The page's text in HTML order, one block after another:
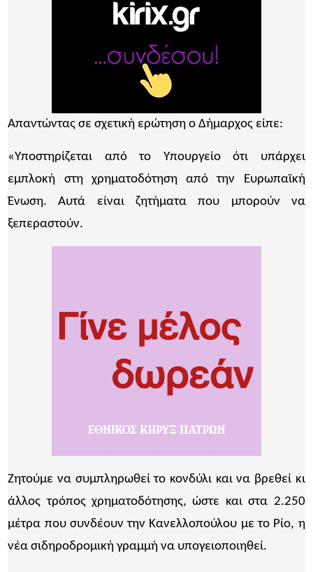
Απαντώντας σε σχετική ερώτηση ο Δήμαρχος είπε:
«Υποστηρίζεται από το Υπουργείο ότι υπάρχει
εμπλοκή στη χρηματοδότηση από την Ευρωπαϊκή
Ένωση. Αυτά είναι ζητήματα που μπορούν να
ξεπεραστούν.
Ζητούμε να συμπληρωθεί το κονδύλι και να βρεθεί κι
άλλος τρόπος χρηματοδότησης, ώστε και στα 2.250
μέτρα που συνδέουν την Κανελλοπούλου με το Ρίο, η
νέα σιδηροδρομική γραμμή να υπογειοποιηθεί.